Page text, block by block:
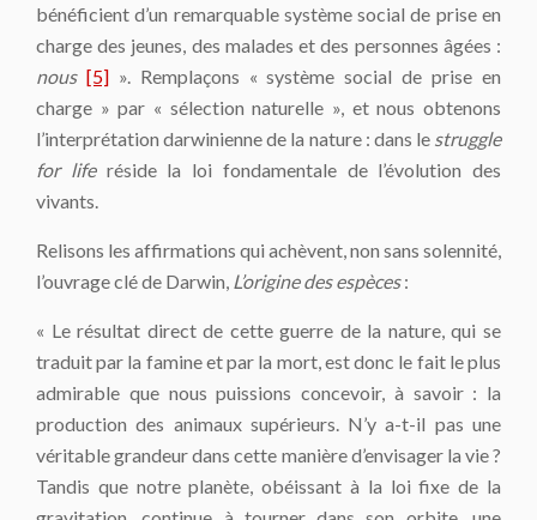
bénéficient d’un remarquable système social de prise en
charge des jeunes, des malades et des personnes âgées :
nous [5]». Remplaçons « système social de prise en
charge » par « sélection naturelle », et nous obtenons
l’interprétation darwinienne de la nature : dans le struggle
for liferéside la loi fondamentale de l’évolution des
vivants.
Relisons les affirmations qui achèvent, non sans solennité,
l’ouvrage clé de Darwin, L’origine des espèces:
« Le résultat direct de cette guerre de la nature, qui se
traduit par la famine et par la mort, est donc le fait le plus
admirable que nous puissions concevoir, à savoir : la
production des animaux supérieurs. N’y a-t-il pas une
véritable grandeur dans cette manière d’envisager la vie ?
Tandis que notre planète, obéissant à la loi fixe de la